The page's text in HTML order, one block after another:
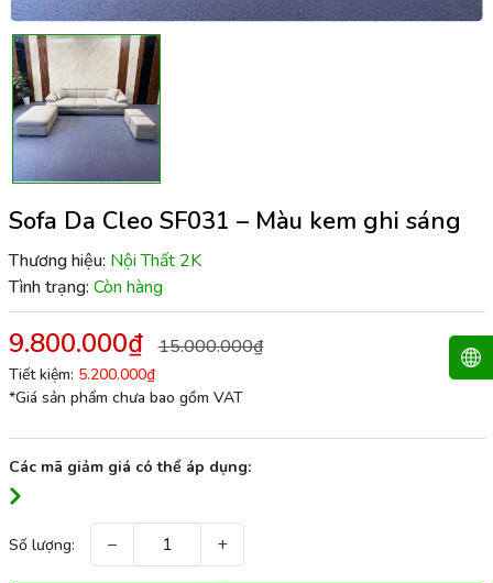
Sofa Da Cleo SF031 – Màu kem ghi sáng
Thương hiệu: Nội Thất 2K
Tình trạng: Còn hàng
9.800.000₫ 15.000.000₫
Tiết kiệm: 5.200.000₫
*Giá sản phẩm chưa bao gồm VAT
Các mã giảm giá có thể áp dụng:
Số lượng: − +